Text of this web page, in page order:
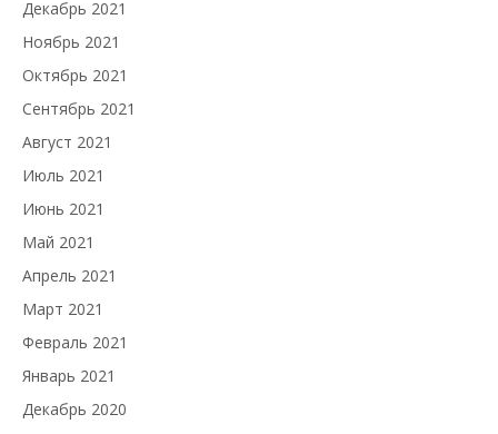
Декабрь 2021
Ноябрь 2021
Октябрь 2021
Сентябрь 2021
Август 2021
Июль 2021
Июнь 2021
Май 2021
Апрель 2021
Март 2021
Февраль 2021
Январь 2021
Декабрь 2020